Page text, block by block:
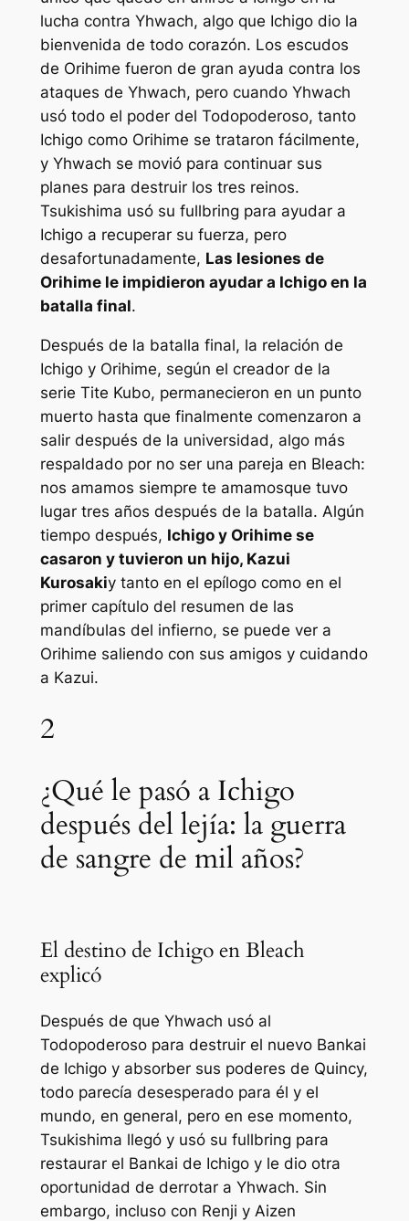
lucha contra Yhwach, algo que Ichigo dio la
bienvenida de todo corazón. Los escudos
de Orihime fueron de gran ayuda contra los
ataques de Yhwach, pero cuando Yhwach
usó todo el poder del Todopoderoso, tanto
Ichigo como Orihime se trataron fácilmente,
y Yhwach se movió para continuar sus
planes para destruir los tres reinos.
Tsukishima usó su fullbring para ayudar a
Ichigo a recuperar su fuerza, pero
desafortunadamente, Las lesiones de
Orihime le impidieron ayudar a Ichigo en la
batalla final.
Después de la batalla final, la relación de
Ichigo y Orihime, según el creador de la
serie Tite Kubo, permanecieron en un punto
muerto hasta que finalmente comenzaron a
salir después de la universidad, algo más
respaldado por no ser una pareja en Bleach:
nos amamos siempre te amamosque tuvo
lugar tres años después de la batalla. Algún
tiempo después, Ichigo y Orihime se
casaron y tuvieron un hijo, Kazui
Kurosakiy tanto en el epílogo como en el
primer capítulo del resumen de las
mandíbulas del infierno, se puede ver a
Orihime saliendo con sus amigos y cuidando
a Kazui.
2
¿Qué le pasó a Ichigo
después del lejía: la guerra
de sangre de mil años?
El destino de Ichigo en Bleach
explicó
Después de que Yhwach usó al
Todopoderoso para destruir el nuevo Bankai
de Ichigo y absorber sus poderes de Quincy,
todo parecía desesperado para él y el
mundo, en general, pero en ese momento,
Tsukishima llegó y usó su fullbring para
restaurar el Bankai de Ichigo y le dio otra
oportunidad de derrotar a Yhwach. Sin
embargo, incluso con Renji y Aizen